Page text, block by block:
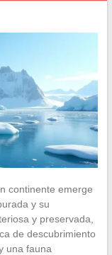
continente emerge
y su
y preservada,
de descubrimiento
una fauna